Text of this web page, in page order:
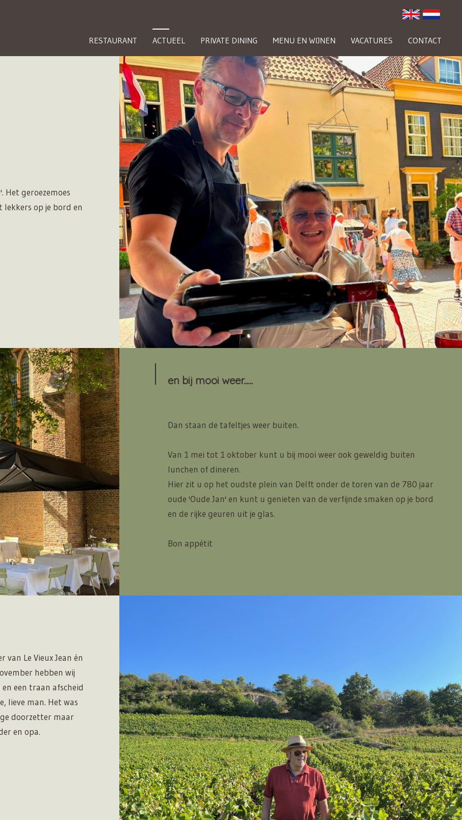
RESTAURANT ACTUEEL PRIVATE DINING MENU EN WIJNEN VACATURES CONTACT
Het geroezemoes
lekkers op je bord en
en bij mooi weer......
Dan staan de tafeltjes weer buiten.
Van 1 mei tot 1 oktober kunt u bij mooi weer ook geweldig buiten
lunchen of dineren.
Hier zit u op het oudste plein van Delft onder de toren van de 780 jaar
oude 'Oude Jan' en kunt u genieten van de verfijnde smaken op je bord
en de rijke geuren uit je glas.
Bon appétit
Le Vieux Jean én
hebben wij
een traan afscheid
lieve man. Het was
doorzetter maar
en opa.